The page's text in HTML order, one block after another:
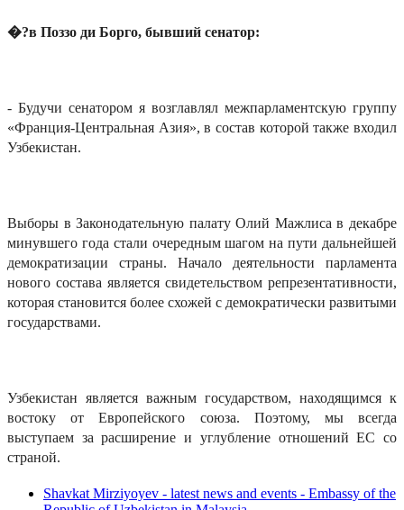
�?в Поззо ди Борго, бывший сенатор:
- Будучи сенатором я возглавлял межпарламентскую группу
«Франция-Центральная Азия», в состав которой также входил
Узбекистан.
Выборы в Законодательную палату Олий Мажлиса в декабре
минувшего года стали очередным шагом на пути дальнейшей
демократизации страны. Начало деятельности парламента
нового состава является свидетельством репрезентативности,
которая становится более схожей с демократически развитыми
государствами.
Узбекистан является важным государством, находящимся к
востоку от Европейского союза. Поэтому, мы всегда
выступаем за расширение и углубление отношений ЕС со
страной.
Shavkat Mirziyoyev - latest news and events - Embassy of the